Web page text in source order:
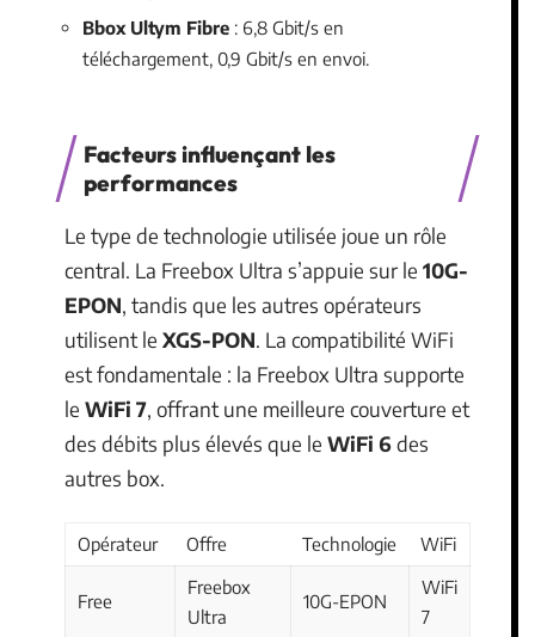
Bbox Ultym Fibre : 6,8 Gbit/s en
téléchargement, 0,9 Gbit/s en envoi.
Facteurs influençant les
performances
Le type de technologie utilisée joue un rôle
central. La Freebox Ultra s’appuie sur le 10G-
EPON, tandis que les autres opérateurs
utilisent le XGS-PON. La compatibilité WiFi
est fondamentale : la Freebox Ultra supporte
le WiFi 7, offrant une meilleure couverture et
des débits plus élevés que le WiFi 6des
autres box.
Opérateur Offre Technologie WiFi
Free
Freebox
Ultra
10G-EPON
WiFi
7